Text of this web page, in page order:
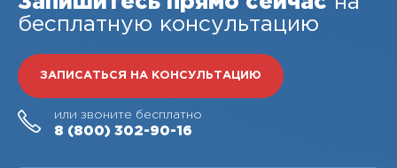
бесплатную консультацию
ЗАПИСАТЬСЯ НА КОНСУЛЬТАЦИЮ
или звоните бесплатно
8 (800) 302-90-16